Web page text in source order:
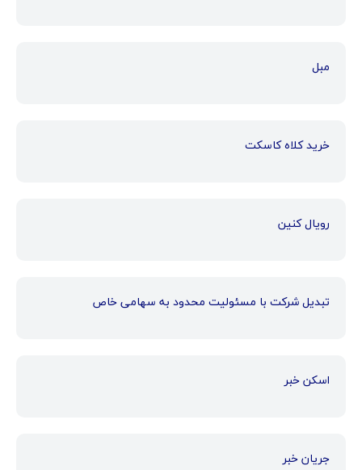
مبل
خرید کلاه کاسکت
رویال کنین
تبدیل شرکت با مسئولیت محدود به سهامی خاص
اسکن خبر
جریان خبر